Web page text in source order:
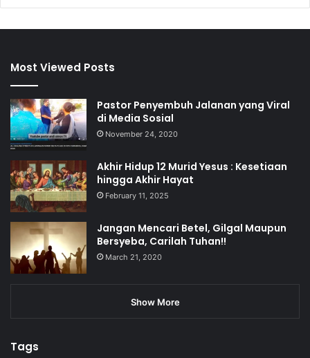
Most Viewed Posts
Pastor Penyembuh Jalanan yang Viral
di Media Sosial
November 24, 2020
Akhir Hidup 12 Murid Yesus : Kesetiaan
hingga Akhir Hayat
February 11, 2025
Jangan Mencari Betel, Gilgal Maupun
Bersyeba, Carilah Tuhan!!
March 21, 2020
Show More
Tags